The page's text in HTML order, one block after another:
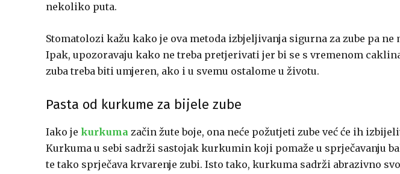
nekoliko puta.
Stomatolozi kažu kako je ova metoda izbjeljivanja sigurna za zube pa
Ipak, upozoravaju kako ne treba pretjerivati jer bi se s vremenom
zuba treba biti umjeren, ako i u svemu ostalome u životu.
Pasta od kurkume za bijele zube
Iako je kurkuma začin žute boje, ona neće požutjeti zube već će ih
Kurkuma u sebi sadrži sastojak kurkumin koji pomaže u sprječavanju
te tako sprječava krvarenje zubi. Isto tako, kurkuma sadrži abrazivno